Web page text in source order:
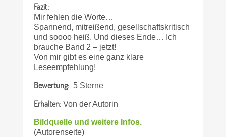
Fazit:
Mir fehlen die Worte…
Spannend, mitreißend, gesellschaftskritisch
und soooo heiß. Und dieses Ende… Ich
brauche Band 2 – jetzt!
Von mir gibt es eine ganz klare
Leseempfehlung!
Bewertung: 5 Sterne
Erhalten: Von der Autorin
Bildquelle und weitere Infos.
(Autorenseite)